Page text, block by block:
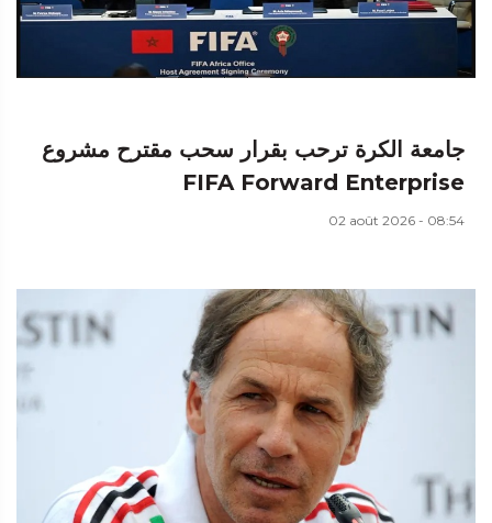
جامعة الكرة ترحب بقرار سحب مقترح مشروع
FIFA Forward Enterprise
02 août 2026 - 08:54